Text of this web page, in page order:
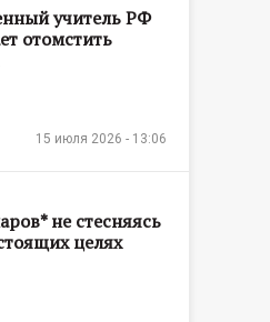
учитель РФ
отомстить
15 июля 2026 - 13:06
не стесняясь
целях